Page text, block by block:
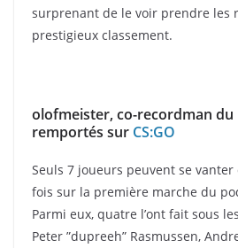
surprenant de le voir prendre les
prestigieux classement.
olofmeister, co-recordman
remportés sur CS:GO
Seuls 7 joueurs peuvent se vanter
fois sur la première marche du
Parmi eux, quatre l’ont fait sous
Peter ”dupreeh” Rasmussen,